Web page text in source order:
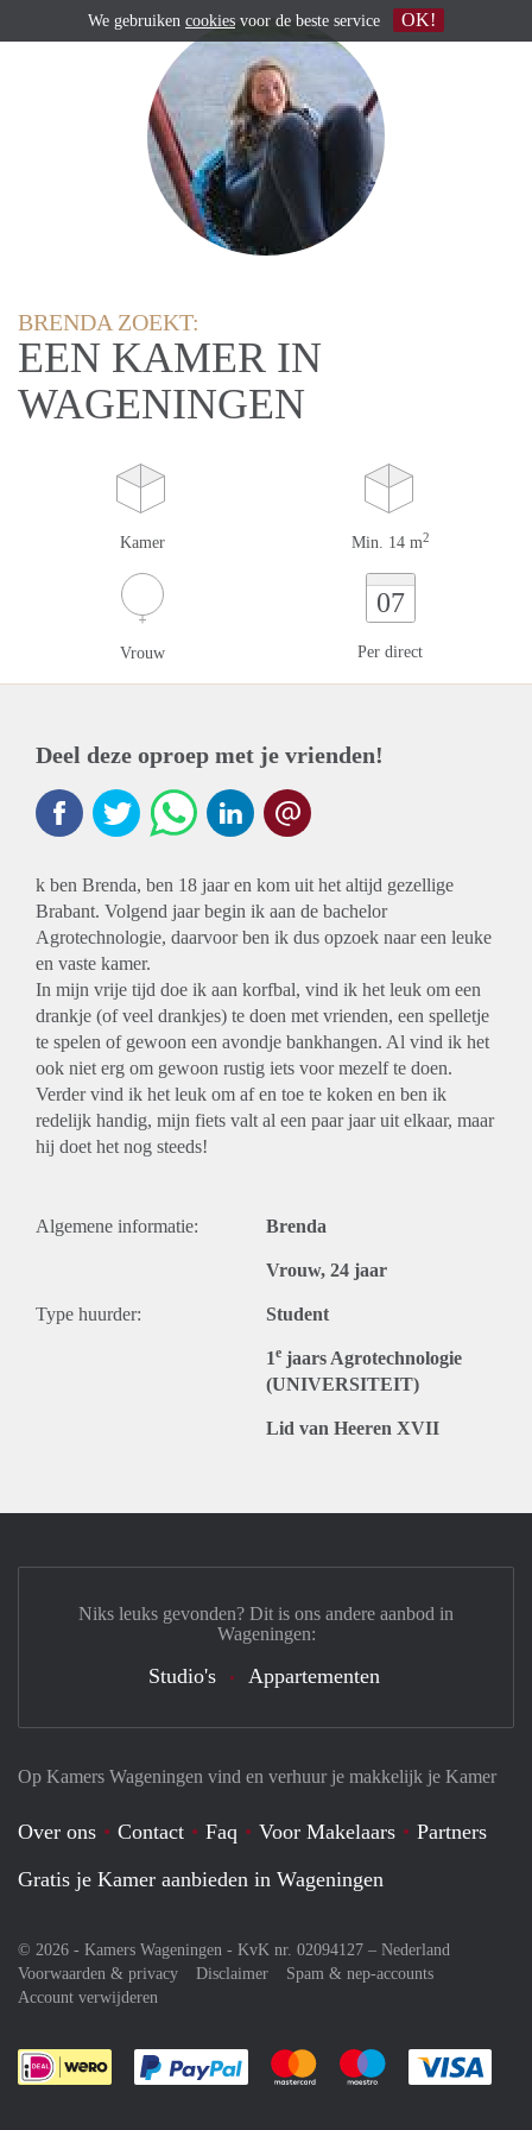
BRENDA ZOEKT:
EEN KAMER IN
WAGENINGEN
Kamer Min. 14 m2
Vrouw
07
Per direct
Deel deze oproep met je vrienden!
k ben Brenda, ben 18 jaar en kom uit het altijd gezellige
Brabant. Volgend jaar begin ik aan de bachelor
Agrotechnologie, daarvoor ben ik dus opzoek naar een leuke
en vaste kamer.
In mijn vrije tijd doe ik aan korfbal, vind ik het leuk om een
drankje (of veel drankjes) te doen met vrienden, een spelletje
te spelen of gewoon een avondje bankhangen. Al vind ik het
ook niet erg om gewoon rustig iets voor mezelf te doen.
Verder vind ik het leuk om af en toe te koken en ben ik
redelijk handig, mijn fiets valt al een paar jaar uit elkaar, maar
hij doet het nog steeds!
Algemene informatie: Brenda
Vrouw, 24 jaar
Type huurder: Student
1e jaars Agrotechnologie
(UNIVERSITEIT)
Lid van Heeren XVII
Op Kamers Wageningen vind en verhuur je makkelijk je Kamer
Over ons Contact Faq Voor Makelaars
Partners
Gratis je Kamer aanbieden in Wageningen
© 2026 - Kamers Wageningen - KvK nr. 02094127 – Nederland
Voorwaarden & privacy
Disclaimer
Spam & nep-accounts
Account verwijderen
Je rekent gemakkelijk af met Paypal
Je rekent gemakkelijk af met
Je rekent
Niks leuks gevonden? Dit is ons andere aanbod in
Wageningen:
Studio's Appartementen
We gebruiken cookies voor de beste service OK!